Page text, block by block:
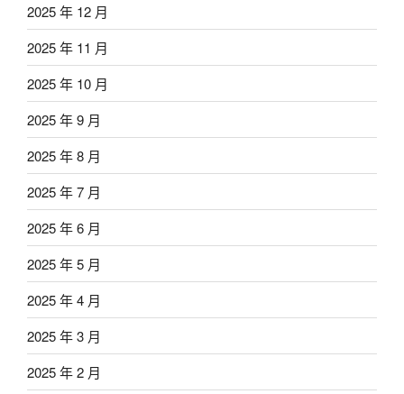
2025 年 12 月
2025 年 11 月
2025 年 10 月
2025 年 9 月
2025 年 8 月
2025 年 7 月
2025 年 6 月
2025 年 5 月
2025 年 4 月
2025 年 3 月
2025 年 2 月